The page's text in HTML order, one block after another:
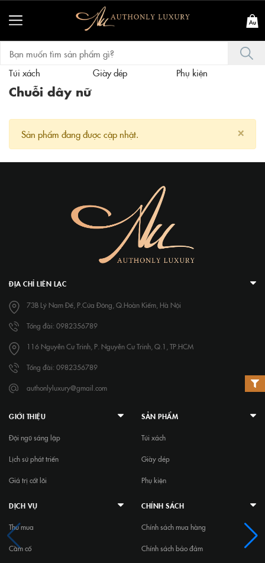
Túi xách Giày dép Phụ kiện
Chuỗi dây nữ
×
Sản phẩm đang được cập nhật.
ĐỊA CHỈ LIÊN LẠC
73B Lý Nam Đế, P.Cửa Đông, Q.Hoàn Kiếm, Hà Nội
Tổng đài: 0982356789
116 Nguyễn Cư Trinh, P. Nguyễn Cư Trinh, Q.1, TP.HCM
Tổng đài: 0982356789
authonlyluxury@gmail.com
GIỚI THIỆU
Đội ngũ sáng lập
Lịch sử phát triển
Giá trị cốt lõi
SẢN PHẨM
Túi xách
Giày dép
Phụ kiện
DỊCH VỤ
Thu mua
Cầm cố
CHÍNH SÁCH
Chính sách mua hàng
Chính sách bảo đảm